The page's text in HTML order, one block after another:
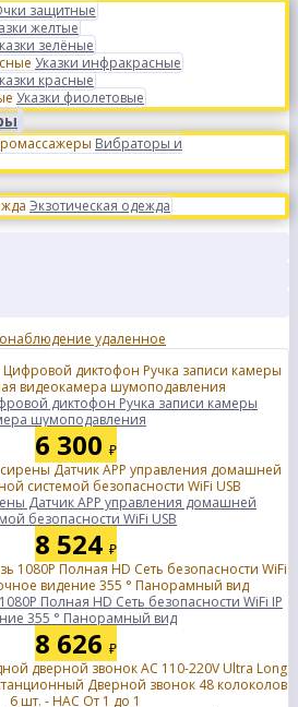
защитные
желтые
зелёные
Указки инфракрасные
красные
Указки фиолетовые
Вибраторы и
Экзотическая одежда
диктофон Ручка записи камеры
шумоподавления
6 300 ₽
Датчик APP управления домашней
безопасности WiFi USB
8 524 ₽
Полная HD Сеть безопасности WiFi IP
355 ° Панорамный вид
8 626 ₽